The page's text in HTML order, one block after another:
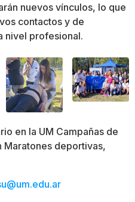
nuevos vínculos, lo que
contactos y de
nivel profesional.
en la UM Campañas de
Maratones deportivas,